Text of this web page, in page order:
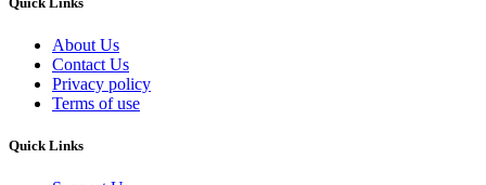
About Us
Contact Us
Privacy policy
Terms of use
Quick Links